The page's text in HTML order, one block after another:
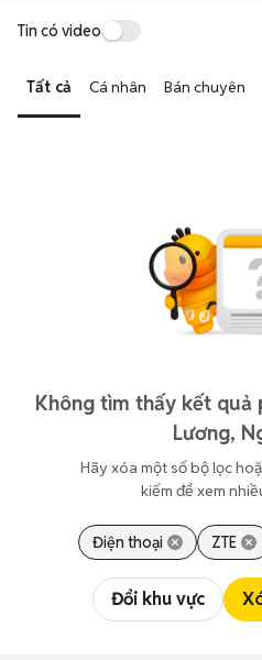
Tin có video
Tất cả Cá nhân Bán chuyên
Không tìm thấy kết quả
Lương,
Hãy xóa một số bộ lọc
kiếm để xem
Điện thoại ZTE
Đổi khu vực